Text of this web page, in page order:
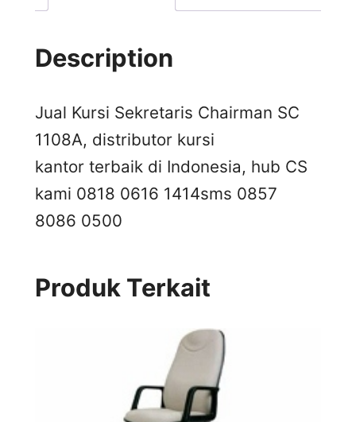
Description
Jual Kursi Sekretaris Chairman SC
1108A, distributor kursi
kantor terbaik di Indonesia, hub CS
kami 0818 0616 1414sms 0857
8086 0500
Produk Terkait